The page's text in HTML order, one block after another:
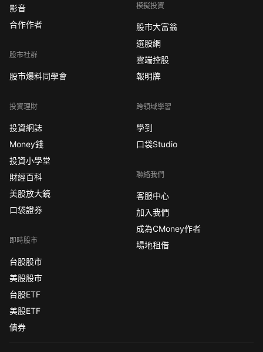
影音
合作作者
股市社群
股市爆料同學會
投資理財
投資網誌
Money錢
投資小學堂
財經百科
美股放大鏡
口袋證券
即時股市
台股股市
美股股市
台股ETF
美股ETF
債券
模擬投資
股市大富翁
選股網
雲端控股
報明牌
跨領域學習
學到
口袋Studio
聯絡我們
客服中心
加入我們
成為CMoney作者
場地租借